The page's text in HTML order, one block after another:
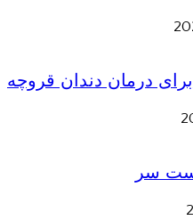
برای درمان دندان قروچه
سر